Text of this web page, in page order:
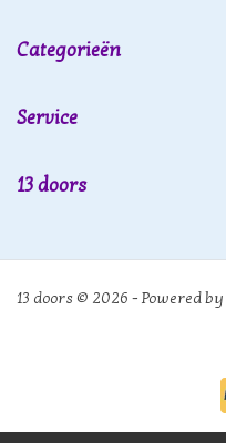
Categorieën
Service
13 doors
13 doors © 2026 - Powered by